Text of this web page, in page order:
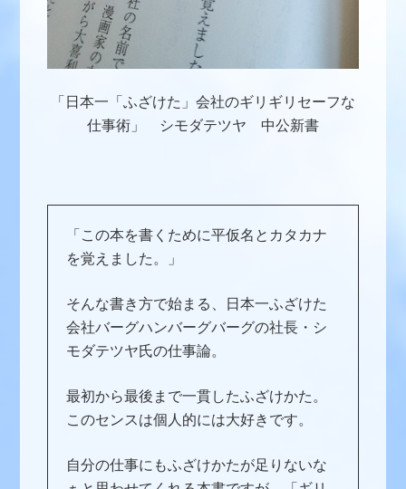
「日本一「ふざけた」会社のギリギリセーフな
仕事術」 シモダテツヤ 中公新書
「この本を書くために平仮名とカタカナ
を覚えました。」
そんな書き方で始まる、日本一ふざけた
会社バーグハンバーグバーグの社長・シ
モダテツヤ氏の仕事論。
最初から最後まで一貫したふざけかた。
このセンスは個人的には大好きです。
自分の仕事にもふざけかたが足りないな